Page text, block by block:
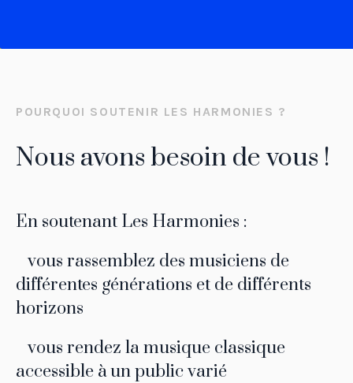
POURQUOI SOUTENIR LES HARMONIES ?
Nous avons besoin de vous !
En soutenant Les Harmonies :
vous rassemblez des musiciens de
différentes générations et de différents
horizons
vous rendez la musique classique
accessible à un public varié